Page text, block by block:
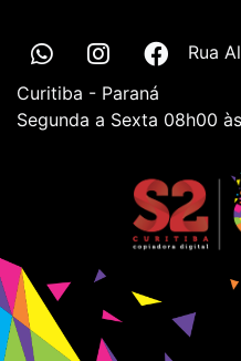
Rua
Curitiba - Paraná
Segunda a Sexta 08h00